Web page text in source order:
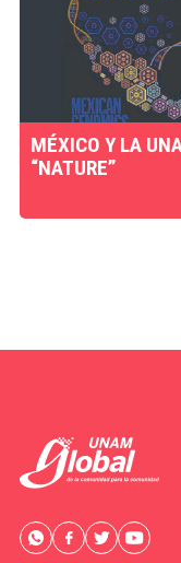
MÉXICO Y LA
“NATURE”